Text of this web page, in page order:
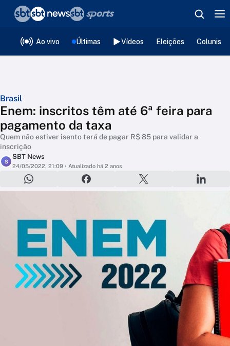
Ao vivo Últimas Vídeos Eleições
Brasil
Enem: inscritos têm até 6ª feira para
pagamento da taxa
Quem não estiver isento terá de pagar R$ 85 para validar a
inscrição
S
SBT News
24/05/2022, 21:09 • Atualizado há 2 anos
❮voltar
Editorias